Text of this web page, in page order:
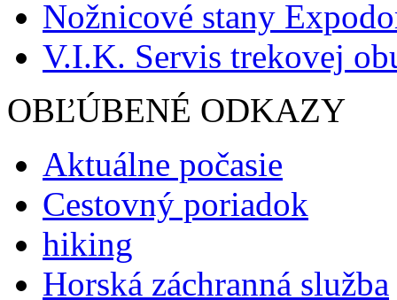
Nožnicové stany
V.I.K. Servis trekovej
OBĽÚBENÉ ODKAZY
Aktuálne počasie
Cestovný poriadok
hiking
Horská záchranná služba